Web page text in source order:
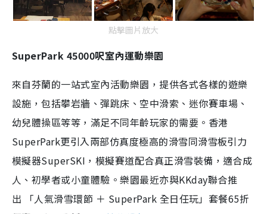
點擊圖片放大
SuperPark 45000呎室內運動樂園
來自芬蘭的一站式室內活動樂園，提供各式各樣的遊樂
設施，包括攀岩牆、彈跳床、空中滑索、迷你賽車場、
幼兒體操區等等，滿足不同年齡玩家的需要。香港
SuperPark更引入兩部仿真度極高的滑雪同滑雪板引力
模擬器SuperSKI，模擬賽道配合真正滑雪裝備，適合成
人、初學者或小童體驗。樂園最近亦與KKday聯合推
出 「人氣滑雪環節 ＋ SuperPark 全日任玩」套餐65折